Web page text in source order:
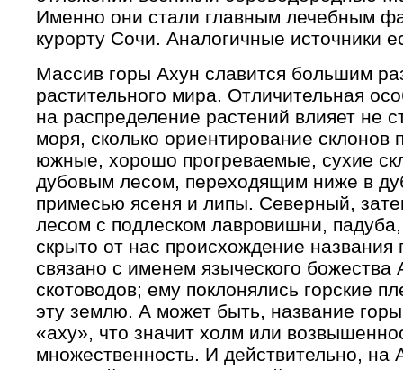
Именно они стали главным лечебным
курорту Сочи. Аналогичные источники
Массив горы Ахун славится большим
растительного мира. Отличительная
на распределение растений влияет не
моря, сколько ориентирование склонов
южные, хорошо прогреваемые, сухие
дубовым лесом, переходящим ниже в
примесью ясеня и липы. Северный,
лесом с подлеском лавровишни,
скрыто от нас происхождение
связано с именем языческого божества
скотоводов; ему поклонялись горские
эту землю. А может быть, название горы
«аху», что значит холм или
множественность. И действительно, на